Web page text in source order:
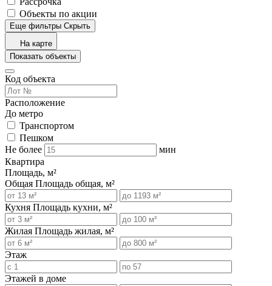
Объекты по акции
Еще фильтры Скрыть
На карте
Показать объекты
Код объекта
Расположение
До метро
Транспортом
Пешком
Не более
мин
Квартира
Площадь, м²
Общая Площадь общая, м²
Кухня Площадь кухни, м²
Жилая Площадь жилая, м²
Этаж
Этажей в доме